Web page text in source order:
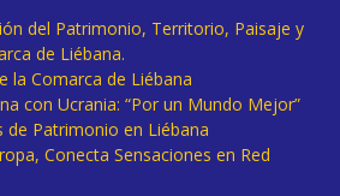
del Patrimonio, Territorio, Paisaje y
de Liébana.
la Comarca de Liébana
con Ucrania: “Por un Mundo Mejor”
de Patrimonio en Liébana
Conecta Sensaciones en Red